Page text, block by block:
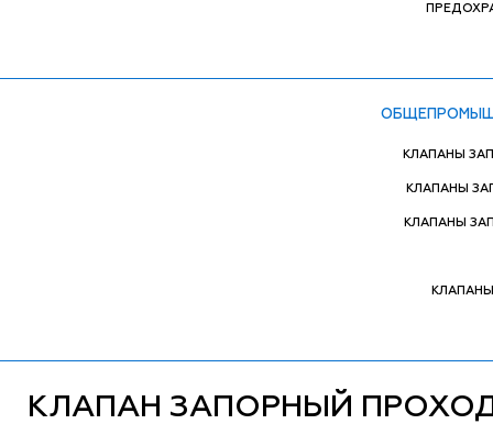
КЛАПАНЫ
КЛАПАНЫ
КЛАПАНЫ
КЛАПАН ЗАПОРНЫЙ